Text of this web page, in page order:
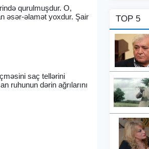
qurulmuşdur. O,
əsər-əlamət yoxdur. Şair
saç tellərini
ruhunun dərin ağrılarını
TOP 5